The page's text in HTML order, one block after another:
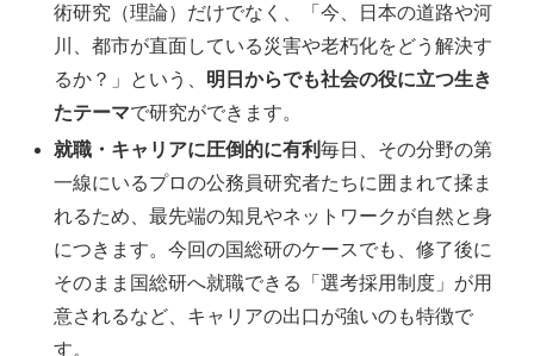
術研究（理論）だけでなく、「今、日本の道路や河
川、都市が直面している災害や老朽化をどう解決す
るか？」という、 明日からでも社会の役に立つ生き
たテーマで研究ができます。
就職・キャリアに圧倒的に有利毎日、その分野の第
一線にいるプロの公務員研究者たちに囲まれて揉ま
れるため、最先端の知見やネットワークが自然と身
につきます。今回の国総研のケースでも、修了後に
そのまま国総研へ就職できる「選考採用制度」が用
意されるなど、キャリアの出口が強いのも特徴で
す。